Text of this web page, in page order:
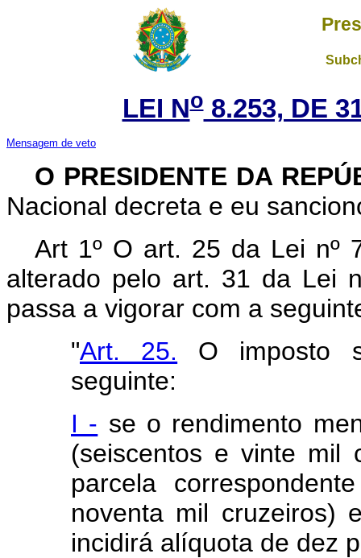
LEI No8.253, DE
Mensagem de veto
O PRESIDENTE DA
Nacional decreta e eu
Art 1º O art. 25 da Lei nº
alterado pelo art. 31 da Lei
passa a vigorar com a
"Art. 25. O imposto
seguinte:
I - se o rendimento
(seiscentos e vinte mil
parcela
noventa mil cruzeiros)
incidirá alíquota de dez